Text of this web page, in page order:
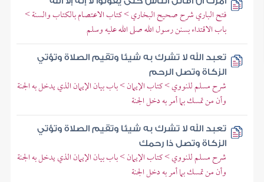
فتح الباري شرح صحيح البخاري > كتاب الاعتصام بالكتاب والسنة >
باب الاقتداء بسنن رسول الله صلى الله عليه وسلم
تعبد الله لا تشرك به شيئا وتقيم الصلاة وتؤتي
الزكاة وتصل الرحم
شرح مسلم للنووي > كتاب الإيمان > باب بيان الإيمان الذي يدخل به الجنة
وأن من تمسك بما أمر به دخل الجنة
تعبد الله لا تشرك به شيئا وتقيم الصلاة وتؤتي
الزكاة وتصل ذا رحمك
شرح مسلم للنووي > كتاب الإيمان > باب بيان الإيمان الذي يدخل به الجنة
وأن من تمسك بما أمر به دخل الجنة